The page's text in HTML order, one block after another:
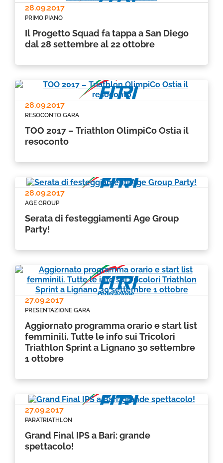
28.09.2017
PRIMO PIANO
Il Progetto Squad fa tappa a San Diego
dal 28 settembre al 22 ottobre
28.09.2017
RESOCONTO GARA
TOO 2017 – Triathlon OlimpiCo Ostia il
resoconto
28.09.2017
AGE GROUP
Serata di festeggiamenti Age Group
Party!
27.09.2017
PRESENTAZIONE GARA
Aggiornato programma orario e start list
femminili. Tutte le info sui Tricolori
Triathlon Sprint a Lignano 30 settembre
1 ottobre
27.09.2017
PARATRIATHLON
Grand Final IPS a Bari: grande
spettacolo!